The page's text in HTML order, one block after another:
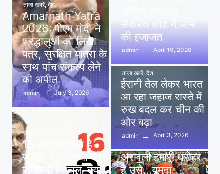
ताज़ा खबरें, देश
Amarnath Yatra
2026: पीएम मोदी ने
श्रद्धालुओं को लिखा
पत्र, सुरक्षित यात्रा के
साथ पांच संकल्प लेने
की अपील
admin July 3, 2026
ताज़ा खबरें
16 नंबर’ में छिपा है
जवाब: राहुल गांधी की
पहेली से हलचल, क्या
संबंधित कोर्ट में जाने
की इजाजत
admin April 10, 2026
ताज़ा खबरें, देश
ईरानी तेल लेकर भारत
आ रहा जहाज रास्ते में
रुख बदल कर चीन की
ओर बढ़ा
admin
April 3, 2026
अरावली हमारी धरोहर
है उसे…यमुना